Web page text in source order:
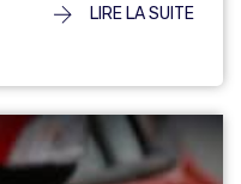
LIRE LA SUITE